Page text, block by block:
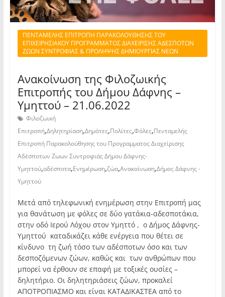
ΠΕΝΤΑΜΕΛΗΣ ΕΠΙΤΡΟΠΗ ΠΑΡΑΚΟΛΟΥΘΗΣΗΣ ΤΟΥ
ΕΠΙΧΕΙΡΗΣΙΑΚΟΥ ΠΡΟΓΡΑΜΜΑΤΟΣ ΔΙΑΧΕΙΡΙΣΗΣ ΑΔΕΣΠΟΤΩΝ
ΖΩΩΝ ΣΥΝΤΡΟΦΙΑΣ & ΠΡΟΛΗΨΗΣ ΔΗΜΙΟΥΡΓΙΑΣ ΝΕΩΝ
Ανακοίνωση της Φιλοζωικής
Επιτροπής του Δήμου Δάφνης –
Υμηττού – 21.06.2022
Φιλοζωική
Επιτροπή,Δηλητηρίαση,Δημότες,Πολίτες,Φόλες,Πενταμελής
Επιτροπή Παρακολούθησης του Προγραμματος Διαχείρισης
Αδέσποτων Ζωων Συντροφιάς Δήμου Δάφνης-
Υμηττού,αδέσποτα,Ενημέρωση,ζώα,Ανακοίνωση,Δήμος Δάφνης -
Υμηττού
Μετά από τηλεφωνική ενημέρωση στην Επιτροπή μας
για θανάτωση με φόλες σε δύο γατάκια-αδεσποτάκια,
στην οδό Ιερού Λόχου στον Υμηττό , ο Δήμος Δάφνης-
Υμηττού καταδικάζει κάθε ενέργεια που θέτει σε
κίνδυνο τη ζωή τόσο των αδέσποτων όσο και των
δεσποζόμενων ζώων, καθώς και των ανθρώπων που
μπορεί να έρθουν σε επαφή με τοξικές ουσίες –
δηλητήριο. Οι δηλητηριάσεις ζώων, προκαλεί
ΑΠΟΤΡΟΠΙΑΣΜΟ και είναι ΚΑΤΑΔΙΚΑΣΤΕΑ από το